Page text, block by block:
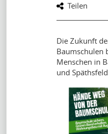
Teilen
Die Zukunft
Baumschulen
Menschen in
und